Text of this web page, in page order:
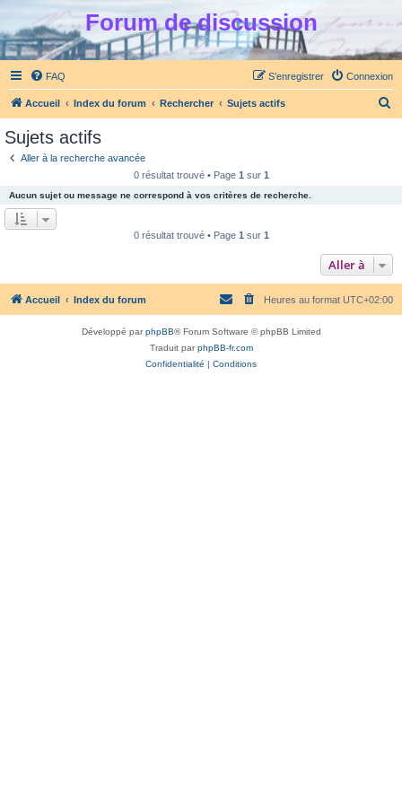
Forum de discussion
FAQ Connexion
S’enregistrer
Accueil Index du forum Rechercher Sujets actifs
e
r
Sujets actifs
Aller à la recherche avancée
0 résultat trouvé • Page 1 sur 1
Aucun sujet ou message ne correspond à vos critères de recherche.
0 résultat trouvé • Page 1 sur 1
Aller à
Accueil Index du forum Heures au format UTC+02:00
Développé parphpBB® Forum Software © phpBB Limited
Traduit parphpBB-fr.com
Confidentialité | Conditions